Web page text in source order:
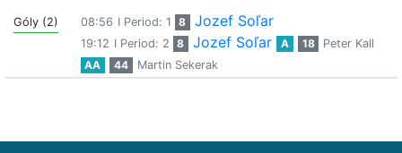
Góly (2) 08:56 I Period: 1 8 Jozef Soľar
19:12 I Period: 2 8 Jozef Soľar A 18
Peter Kall
AA
44 Martin Sekerak